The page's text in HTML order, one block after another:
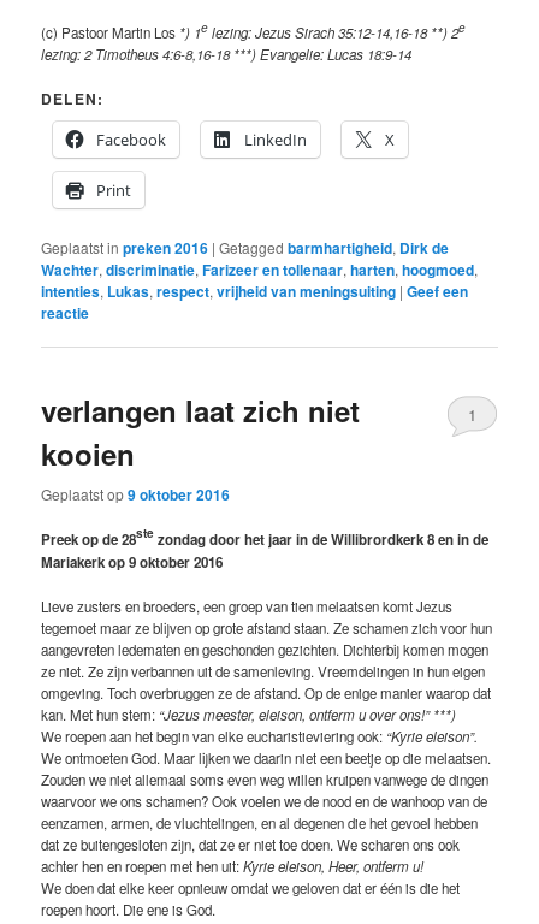
(c) Pastoor Martin Los *) 1e lezing: Jezus Sirach 35:12-14,16-18 **) 2e
lezing: 2 Timotheus 4:6-8,16-18 ***) Evangelie: Lucas 18:9-14
DELEN:
Facebook
LinkedIn X
Print
Geplaatst in preken 2016 |Getagged barmhartigheid, Dirk de
Wachter,discriminatie,Farizeer en tollenaar,harten,hoogmoed,
intenties, Lukas,respect,vrijheid van meningsuiting |Geef een
reactie
verlangen laat zich niet
kooien
Geplaatst op9 oktober 2016
1
Preek op de 28ste zondag door het jaar in de Willibrordkerk 8 en in de
Mariakerk op 9 oktober 2016
Lieve zusters en broeders, een groep van tien melaatsen komt Jezus
tegemoet maar ze blijven op grote afstand staan. Ze schamen zich voor hun
aangevreten ledematen en geschonden gezichten. Dichterbij komen mogen
ze niet. Ze zijn verbannen uit de samenleving. Vreemdelingen in hun eigen
omgeving. Toch overbruggen ze de afstand. Op de enige manier waarop dat
kan. Met hun stem: “Jezus meester, eleison, ontferm u over ons!” ***)
We roepen aan het begin van elke eucharistieviering ook: “Kyrie eleison”.
We ontmoeten God. Maar lijken we daarin niet een beetje op die melaatsen.
Zouden we niet allemaal soms even weg willen kruipen vanwege de dingen
waarvoor we ons schamen? Ook voelen we de nood en de wanhoop van de
eenzamen, armen, de vluchtelingen, en al degenen die het gevoel hebben
dat ze buitengesloten zijn, dat ze er niet toe doen. We scharen ons ook
achter hen en roepen met hen uit:Kyrie eleison, Heer, ontferm u!
We doen dat elke keer opnieuw omdat we geloven dat er één is die het
roepen hoort. Die ene is God.